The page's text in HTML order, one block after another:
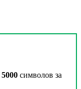
5000 символов за